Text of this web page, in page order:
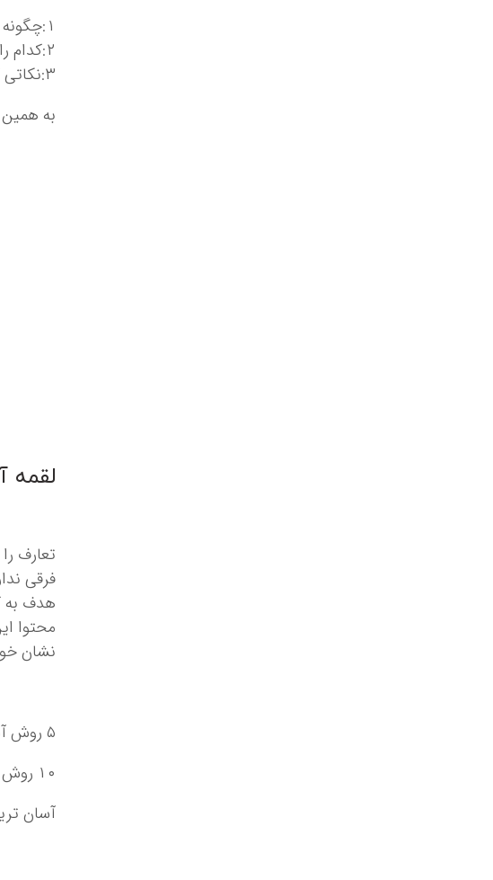
۱:چگونه استرس را در روز کنکور کنترل کنیم؟
۲:‌کدام راهکار ها برای درمان استرس در زمان کنکور موثر ترند؟
۳:نکاتی که بیشتر کنکوری ها در رابطه با استرس نمی دانند.
به
لقمه
تعارف
فرقی
هدف به
محتوا
نشان
۵ روش آسان که کمک می کند کنکور را دور بزنید.
۱۰ روش که کمک می کند بدون داشتن ساعت مطالعاتی بالا در کنکور موفق شوید.
آسان